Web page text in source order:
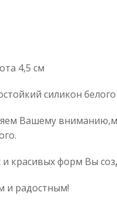
4,5 см
силикон
Вашему
красивых форм Вы
и радостным!